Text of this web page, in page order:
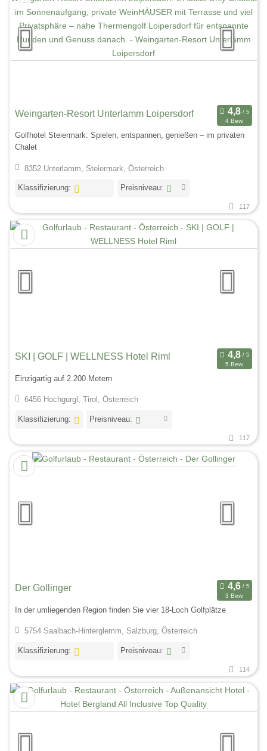
Weingarten-Resort Unterlamm Loipersdorf
4 Bew.
Golfhotel Steiermark: Spielen, entspannen, genießen – im privaten
Chalet
8352 Unterlamm, Steiermark, Österreich
Klassifizierung: Preisniveau:
117
SKI | GOLF | WELLNESS Hotel Riml
5 Bew.
Einzigartig auf 2.200 Metern
6456 Hochgurgl, Tirol, Österreich
Klassifizierung: Preisniveau:
117
Der Gollinger
3 Bew.
In der umliegenden Region finden Sie vier 18-Loch Golfplätze
5754 Saalbach-Hinterglemm, Salzburg, Österreich
Klassifizierung: Preisniveau:
114